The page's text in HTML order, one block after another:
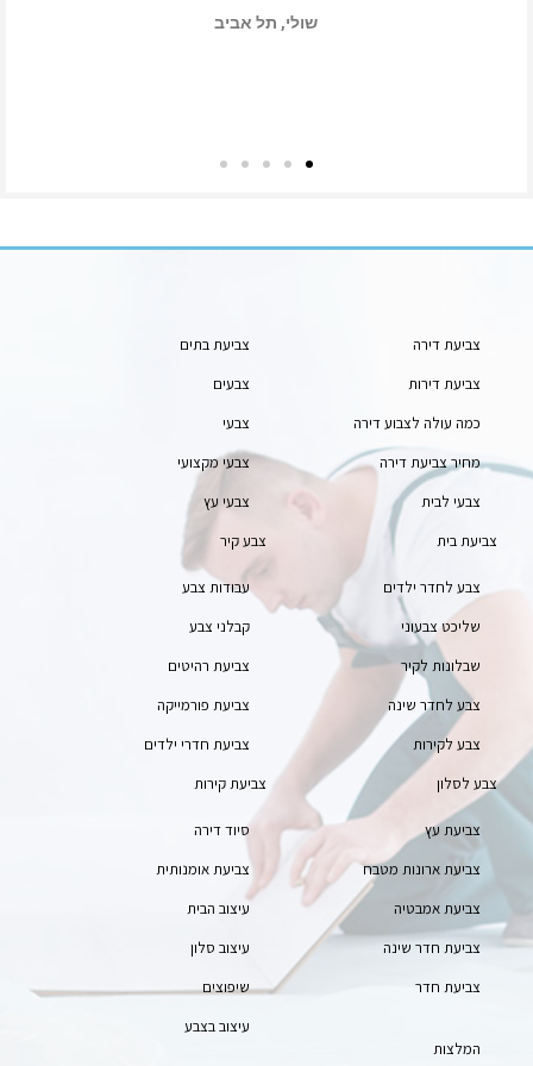
שני, תל אביב
צביעת דירה
צביעת דירות
כמה עולה לצבוע דירה
מחיר צביעת דירה
צבעי לבית
צביעת בית
צביעת בתים
צבעים
צבעי
צבעי מקצועי
צבעי עץ
צבע קיר
צבע לחדר ילדים
שליכט צבעוני
שבלונות לקיר
צבע לחדר שינה
צבע לקירות
צבע לסלון
עבודות צבע
קבלני צבע
צביעת רהיטים
צביעת פורמייקה
צביעת חדרי ילדים
צביעת קירות
צביעת עץ
צביעת ארונות מטבח
צביעת אמבטיה
צביעת חדר שינה
צביעת חדר
סיוד דירה
צביעת אומנותית
עיצוב הבית
עיצוב סלון
שיפוצים
עיצוב בצבע
המלצות